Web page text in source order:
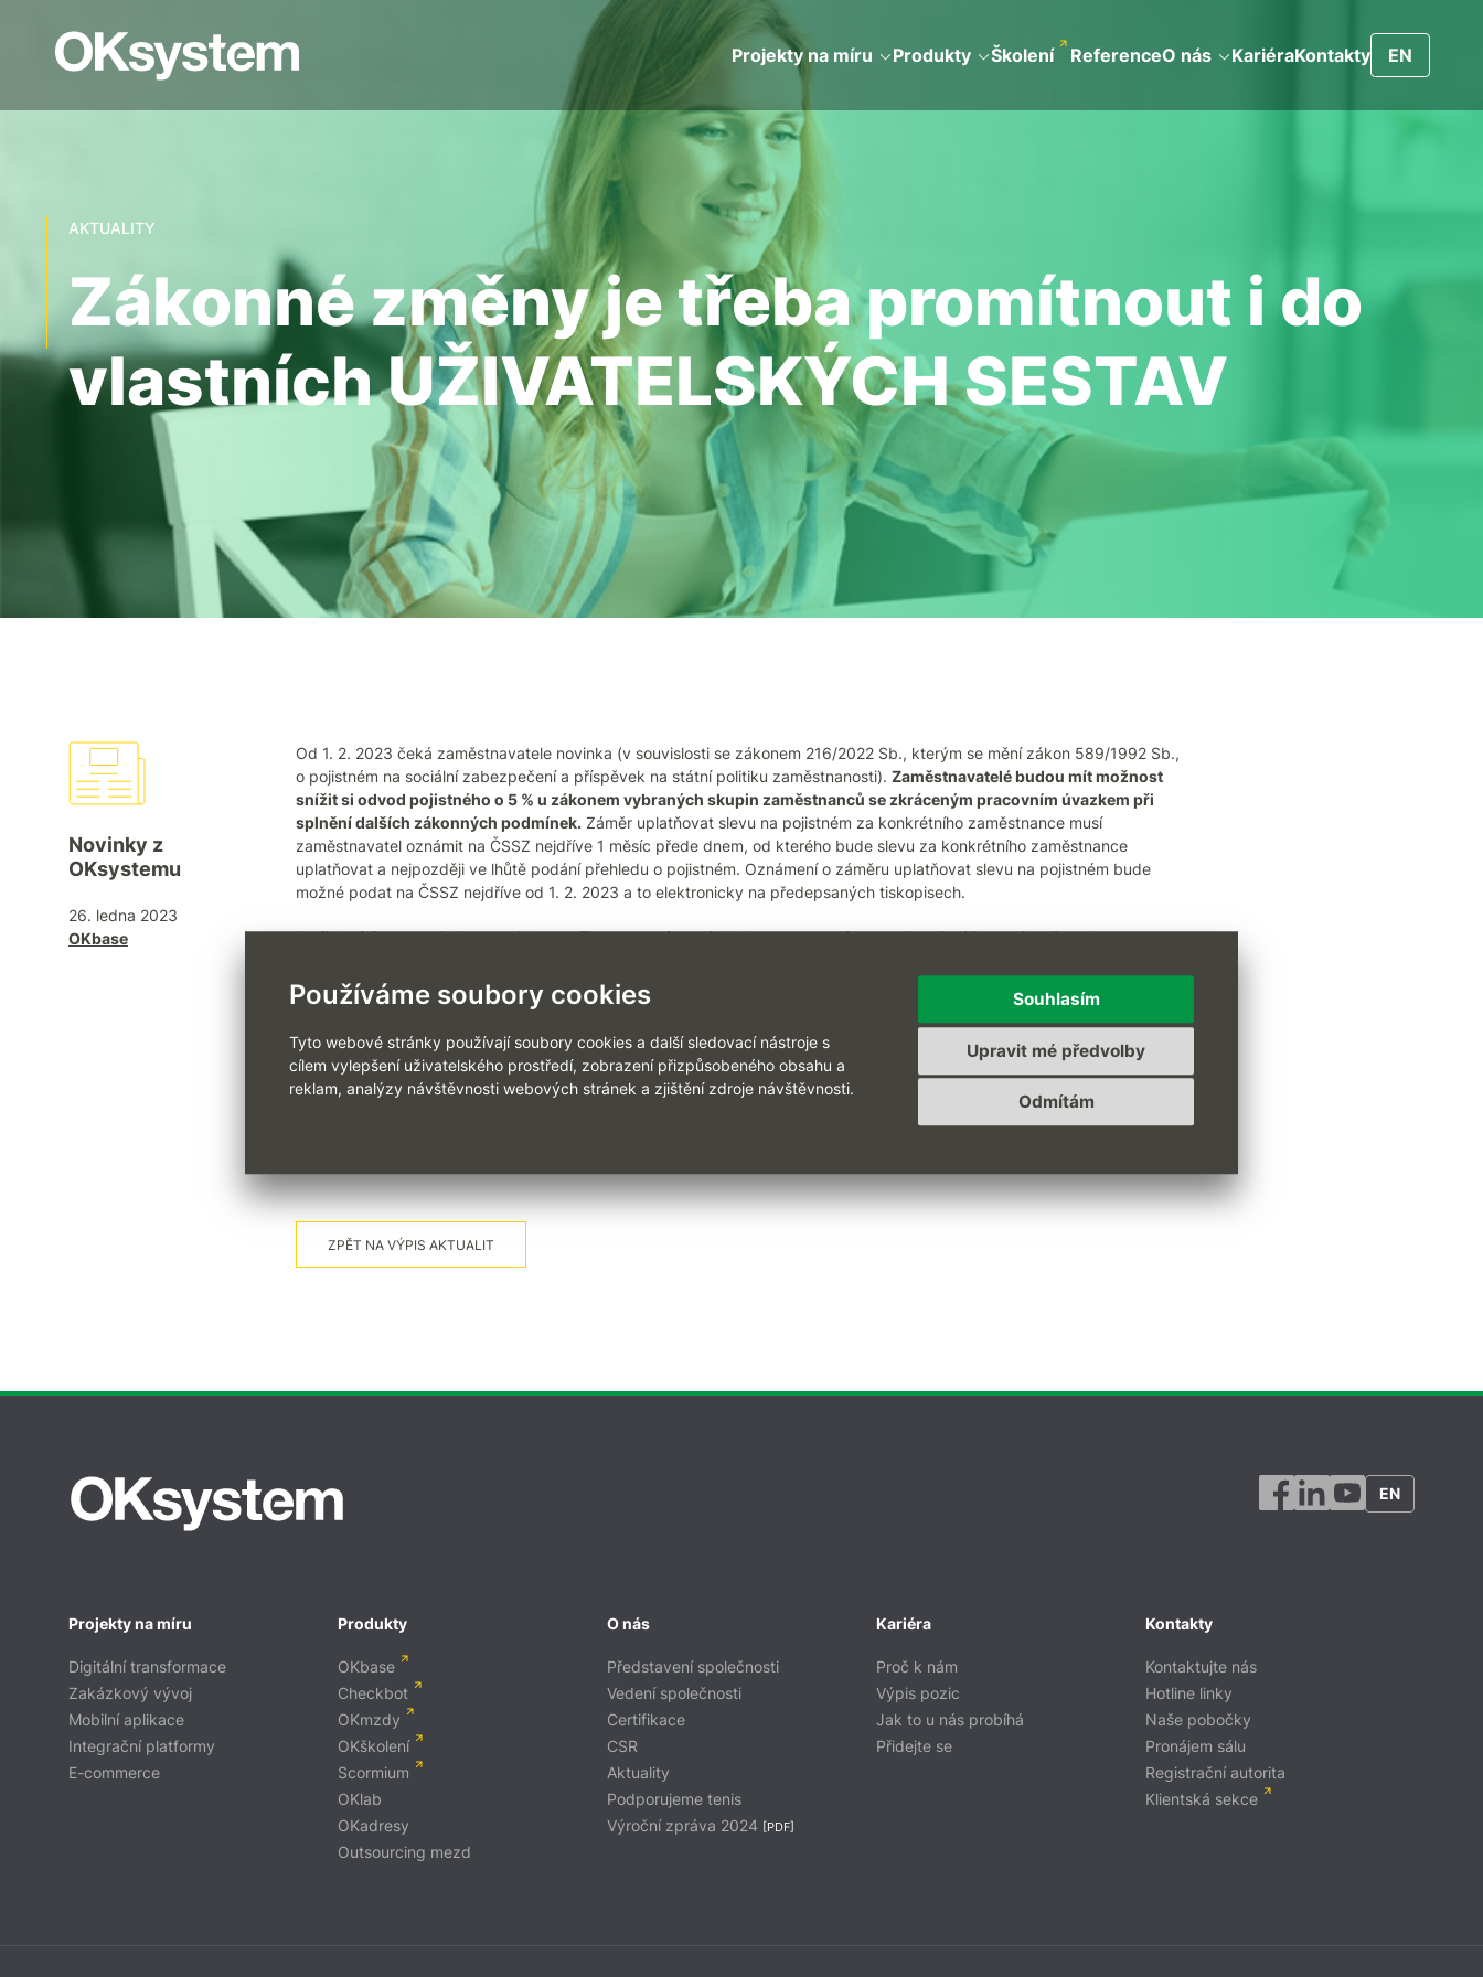
Používáme soubory cookies
Tyto webové stránky používají soubory cookies a další sledovací nástroje s
cílem vylepšení uživatelského prostředí, zobrazení přizpůsobeného obsahu a
reklam, analýzy návštěvnosti webových stránek a zjištění zdroje návštěvnosti.
Souhlasím
Odmítám
Upravit mé předvolby
Projekty na míru Produkty Školení ReferenceO nás KariéraKontakty EN
AKTUALITY
Zákonné změny je třeba promítnout i do
vlastních UŽIVATELSKÝCH SESTAV
Novinky z
OKsystemu
26. ledna 2023
OKbase
Od 1. 2. 2023 čeká zaměstnavatele novinka (v souvislosti se zákonem 216/2022 Sb., kterým se mění zákon 589/1992 Sb.,
o pojistném na sociální zabezpečení a příspěvek na státní politiku zaměstnanosti). Zaměstnavatelé budou mít možnost
snížit si odvod pojistného o 5 % u zákonem vybraných skupin zaměstnanců se zkráceným pracovním úvazkem při
splnění dalších zákonných podmínek. Záměr uplatňovat slevu na pojistném za konkrétního zaměstnance musí
zaměstnavatel oznámit na ČSSZ nejdříve 1 měsíc přede dnem, od kterého bude slevu za konkrétního zaměstnance
uplatňovat a nejpozději ve lhůtě podání přehledu o pojistném. Oznámení o záměru uplatňovat slevu na pojistném bude
možné podat na ČSSZ nejdříve od 1. 2. 2023 a to elektronicky na předepsaných tiskopisech.
Potřebné úpravy v OKbase najdete v připravované verzi 6.5.3, kterou vydáme současně s účinností změny.Co
může zákazník tvořit
a upravovat sá
Pokud máte zaměstnance se zkrácenými úvazky, splňujete i další podmínky a
plánujete využít slevy na odvod sociálního pojištění
ve svých pravidelněpoužívaných
Sopravamivašichuživatelskýchsestav vám rádi pomůžeme,stačí poslatxml export vaší uživatelské sestavy naší
podpoře a objednat si úpravu uživatelské sestavy na míru.
ZPĚT NA VÝPIS AKTUALIT
EN
Projekty na míru
Digitální transformace
Zakázkový vývoj
Mobilní aplikace
Integrační platformy
E-commerce
Produkty
OKbase
Checkbot
OKmzdy
OKškolení
Scormium
OKlab
OKadresy
Outsourcing mezd
O nás
Představení společnosti
Vedení společnosti
Certifikace
CSR
Aktuality
Podporujeme tenis
Výroční zpráva 2024 [PDF]
Kariéra
Proč k nám
Výpis pozic
Jak to u nás probíhá
Přidejte se
Kontakty
Kontaktujte nás
Hotline linky
Naše pobočky
Pronájem sálu
Registrační autorita
Klientská sekce